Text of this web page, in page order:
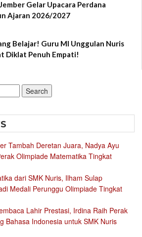
Gelar Upacara Perdana
Ajaran 2026/2027
Belajar! Guru MI Unggulan Nuris
Diklat Penuh Empati!
Tambah Deretan Juara, Nadya Ayu
Olimpiade Matematika Tingkat
dari SMK Nuris, Ilham Sulap
Medali Perunggu Olimpiade Tingkat
Lahir Prestasi, Irdina Raih Perak
Bahasa Indonesia untuk SMK Nuris